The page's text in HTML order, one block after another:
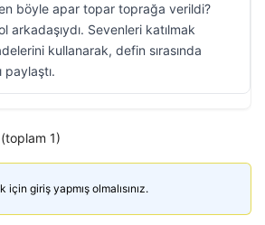
böyle apar topar toprağa verildi?
arkadaşıydı. Sevenleri katılmak
kullanarak, defin sırasında
1)
giriş yapmış olmalısınız.